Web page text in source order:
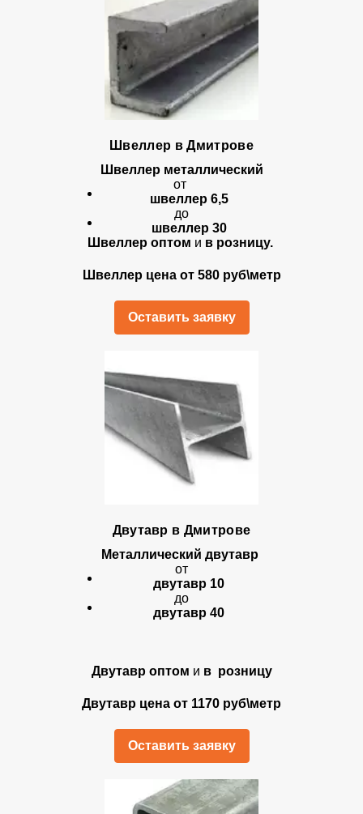
Швеллер в Дмитрове
Швеллер металлический
от
швеллер 6,5
до
швеллер 30
Швеллер оптом и в розницу.
Швеллер цена от 580 руб\метр
Оставить заявку
Двутавр в Дмитрове
Металлический двутавр
от
двутавр 10
до
двутавр 40
Двутавр оптом и в розницу
Двутавр цена от 1170 руб\метр
Оставить заявку